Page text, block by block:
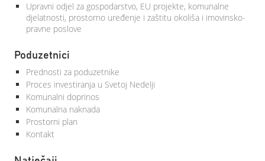
Upravni odjel za gospodarstvo, EU projekte, komunalne
djelatnosti, prostorno uređenje i zaštitu okoliša i imovinsko-
pravne poslove
Poduzetnici
Prednosti za poduzetnike
Proces investiranja u Svetoj Nedelji
Komunalni doprinos
Komunalna naknada
Prostorni plan
Kontakt